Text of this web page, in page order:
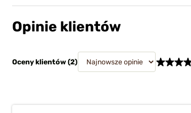
Opinie klientów
Oceny klientów (2)